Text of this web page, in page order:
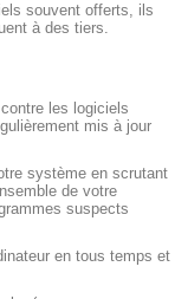
souvent offerts, ils
à des tiers.
les logiciels
mis à jour
système en scrutant
de votre
suspects
en tous temps et